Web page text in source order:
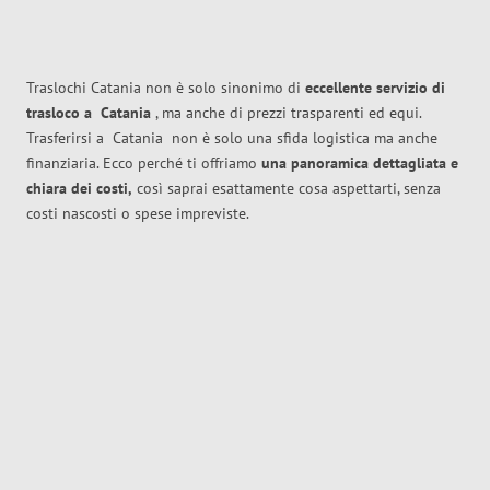
Traslochi Catania non è solo sinonimo di eccellente servizio di
trasloco a Catania , ma anche di prezzi trasparenti ed equi.
Trasferirsi a Catania non è solo una sfida logistica ma anche
finanziaria. Ecco perché ti offriamo una panoramica dettagliata e
chiara dei costi, così saprai esattamente cosa aspettarti, senza
costi nascosti o spese impreviste.